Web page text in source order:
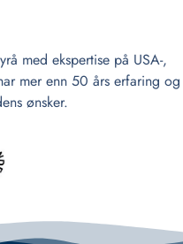
med ekspertise på USA-,
mer enn 50 års erfaring og
ønsker.